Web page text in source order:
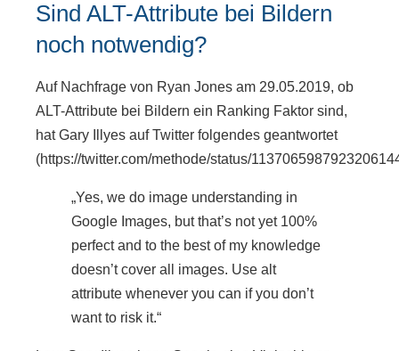
Sind ALT-Attribute bei Bildern
noch notwendig?
Auf Nachfrage von Ryan Jones am 29.05.2019, ob
ALT-Attribute bei Bildern ein Ranking Faktor sind,
hat Gary Illyes auf Twitter folgendes geantwortet
(https://twitter.com/methode/status/
„Yes, we do image understanding in
Google Images, but that’s not yet 100%
perfect and to the best of my knowledge
doesn’t cover all images. Use alt
attribute whenever you can if you don’t
want to risk it.“